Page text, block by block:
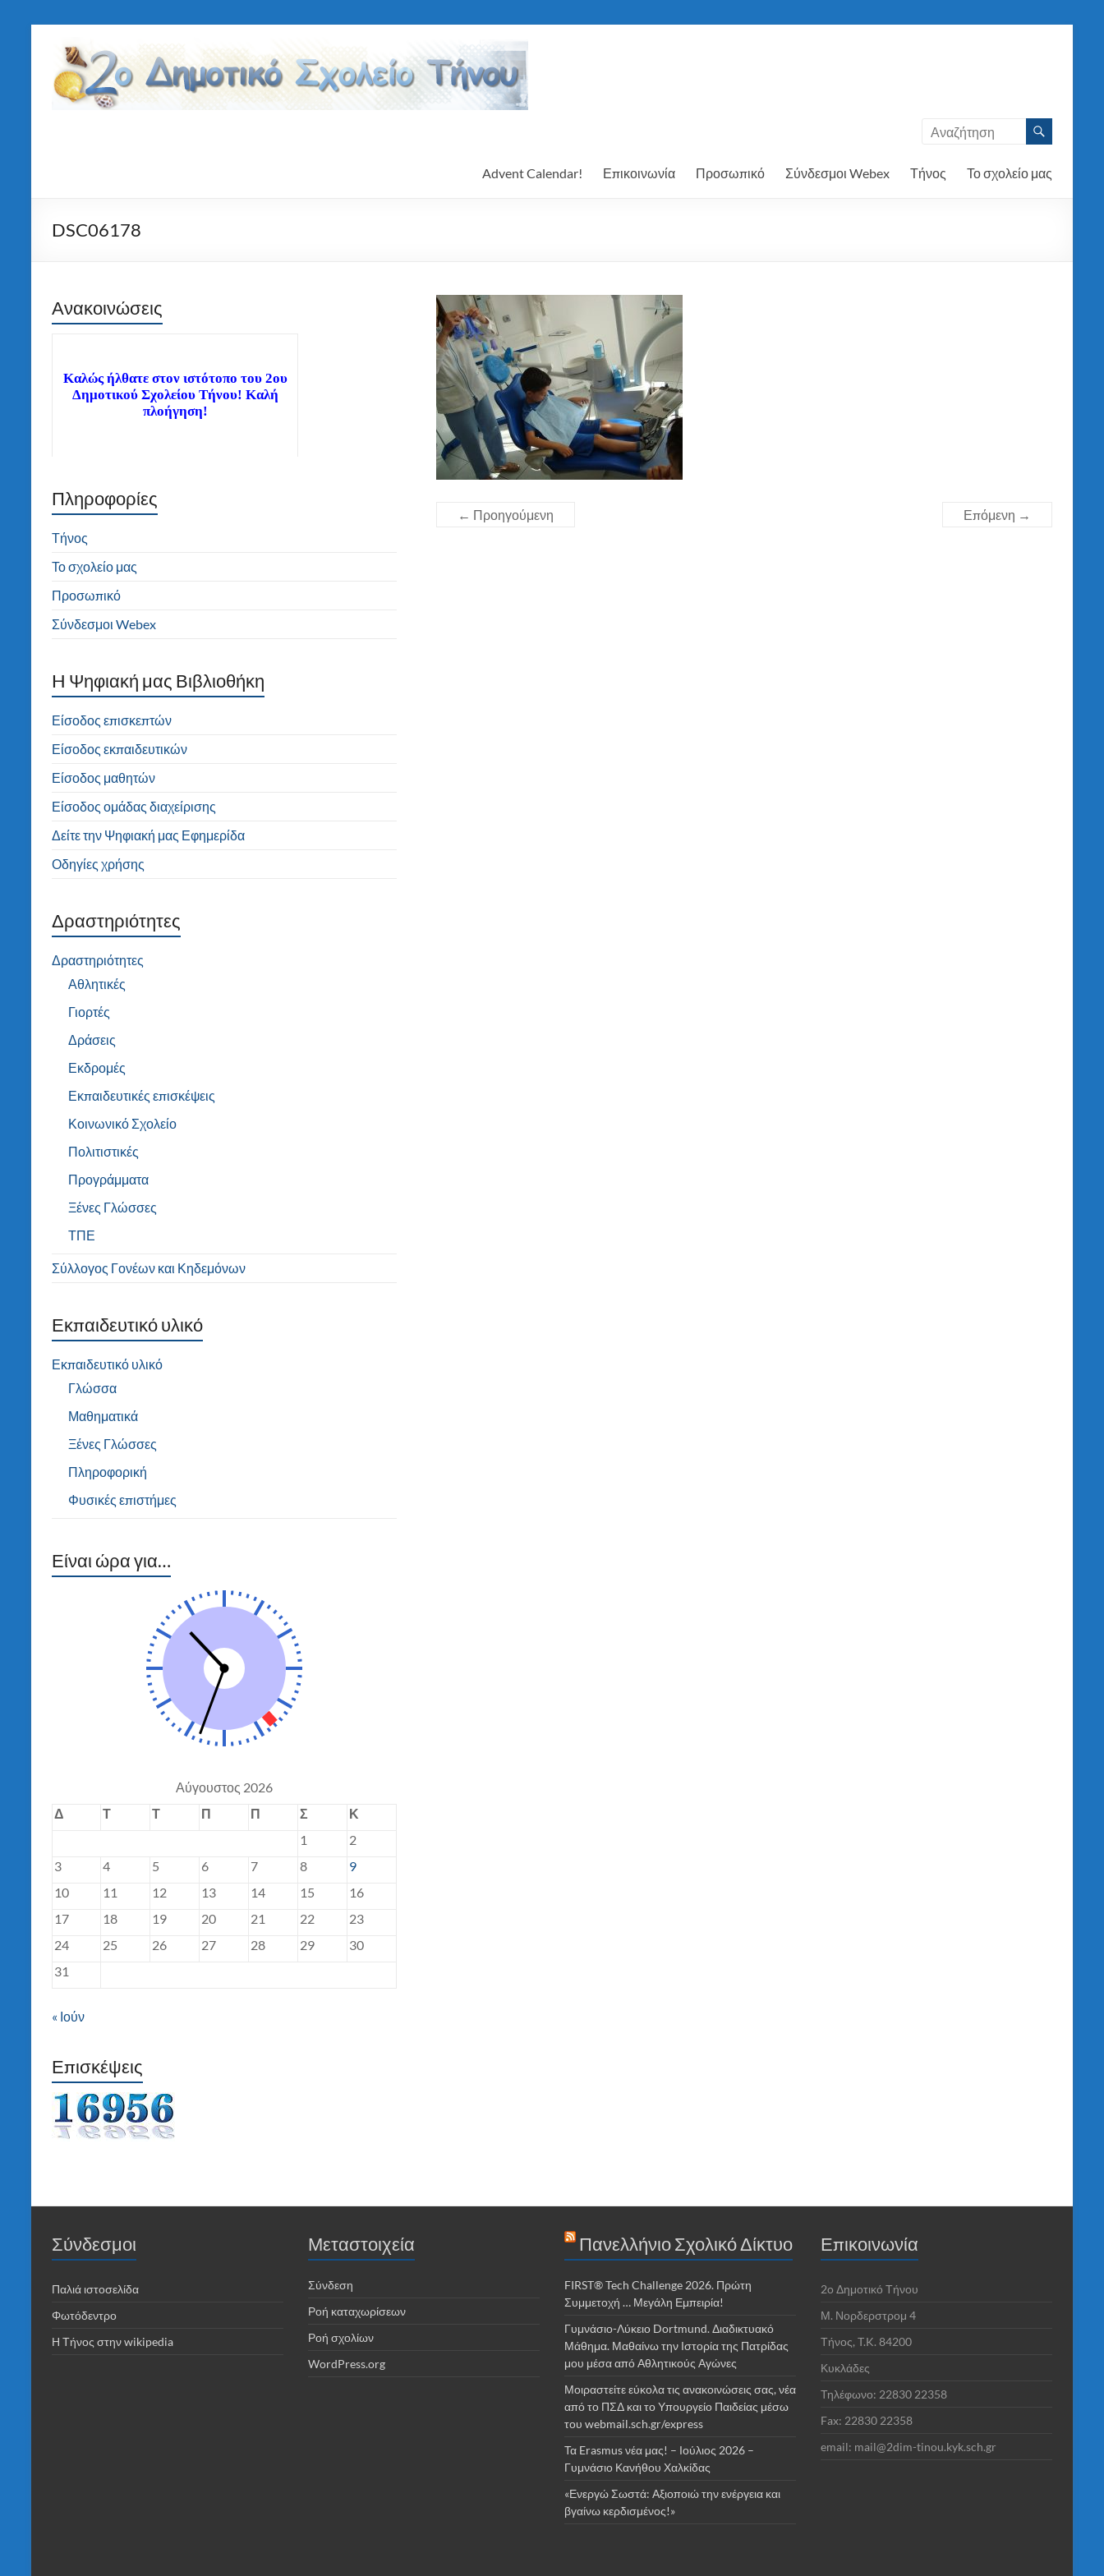
περιεχόμενο
2ο
Δημοτικό
Σχολείο
Advent Calendar! Επικοινωνία Προσωπικό Σύνδεσμοι Webex Τήνος Το σχολείο μας
DSC06178
← Προηγούμενη Επόμενη →
Ανακοινώσεις
Δημοτικού Σχολείου Τήνου! Καλή
πλοήγηση!
Διαβάστε τα νέα μας άρθρα στην αρχική
Πληροφορίες
Τήνος
Το σχολείο μας
Προσωπικό
Σύνδεσμοι Webex
H Ψηφιακή μας Βιβλιοθήκη
Είσοδος επισκεπτών
Είσοδος εκπαιδευτικών
Είσοδος μαθητών
Είσοδος ομάδας διαχείρισης
Δείτε την Ψηφιακή μας Εφημερίδα
Οδηγίες χρήσης
Δραστηριότητες
Δραστηριότητες
Αθλητικές
Γιορτές
Δράσεις
Εκδρομές
Εκπαιδευτικές επισκέψεις
Κοινωνικό Σχολείο
Πολιτιστικές
Προγράμματα
Ξένες Γλώσσες
ΤΠΕ
Σύλλογος Γονέων και Κηδεμόνων
Εκπαιδευτικό υλικό
Εκπαιδευτικό υλικό
Γλώσσα
Μαθηματικά
Ξένες Γλώσσες
Πληροφορική
Φυσικές επιστήμες
Είναι ώρα για…
Αύγουστος 2026
Δ
Τ Τ Π Π Σ
Κ
1
2
3
4 5 6 7 8
9
10
11 12 13 14 15
16
17
18 19 20 21 22
23
24
25 26 27 28 29
30
31
« Ιούν
Επισκέψεις
Σύνδεσμοι
Παλιά ιστοσελίδα
Φωτόδεντρο
Η Τήνος στην wikipedia
Μεταστοιχεία
Σύνδεση
Ροή καταχωρίσεων
Ροή σχολίων
WordPress.org
Πανελλήνιο Σχολικό Δίκτυο
FIRST® Tech Challenge 2026. Πρώτη
Συμμετοχή … Μεγάλη Εμπειρία!
Γυμνάσιο-Λύκειο Dortmund. Διαδικτυακό
Μάθημα. Μαθαίνω την Ιστορία της Πατρίδας
μου μέσα από Αθλητικούς Αγώνες
Μοιραστείτε εύκολα τις ανακοινώσεις σας, νέα
από το ΠΣΔ και το Υπουργείο Παιδείας μέσω
του webmail.sch.gr/express
Τα Erasmus νέα μας! – Ιούλιος 2026 –
Γυμνάσιο Κανήθου Χαλκίδας
«Ενεργώ Σωστά: Αξιοποιώ την ενέργεια και
βγαίνω κερδισμένος!»
Επικοινωνία
2o Δημοτικό Τήνου
Μ. Νορδερστρομ 4
Τήνος, T.K. 84200
Κυκλάδες
Τηλέφωνο: 22830 22358
Fax: 22830 22358
email: mail@2dim-tinou.kyk.sch.gr